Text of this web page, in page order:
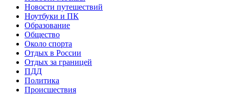
Новости путешествий
Ноутбуки и ПК
Образование
Общество
Около спорта
Отдых в России
Отдых за границей
ПДД
Политика
Происшествия